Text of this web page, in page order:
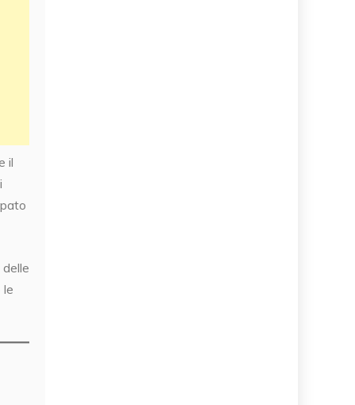
il
le